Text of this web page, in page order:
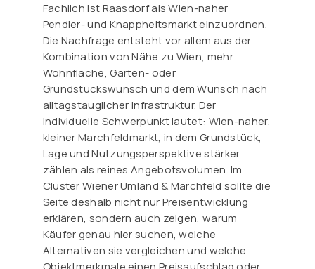
Fachlich ist Raasdorf als Wien-naher
Pendler- und Knappheitsmarkt einzuordnen.
Die Nachfrage entsteht vor allem aus der
Kombination von Nähe zu Wien, mehr
Wohnfläche, Garten- oder
Grundstückswunsch und dem Wunsch nach
alltagstauglicher Infrastruktur. Der
individuelle Schwerpunkt lautet: Wien-naher,
kleiner Marchfeldmarkt, in dem Grundstück,
Lage und Nutzungsperspektive stärker
zählen als reines Angebotsvolumen. Im
Cluster Wiener Umland & Marchfeld sollte die
Seite deshalb nicht nur Preisentwicklung
erklären, sondern auch zeigen, warum
Käufer genau hier suchen, welche
Alternativen sie vergleichen und welche